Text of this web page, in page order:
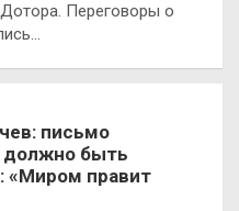
Переговоры о
письмо
должно быть
«Миром правит